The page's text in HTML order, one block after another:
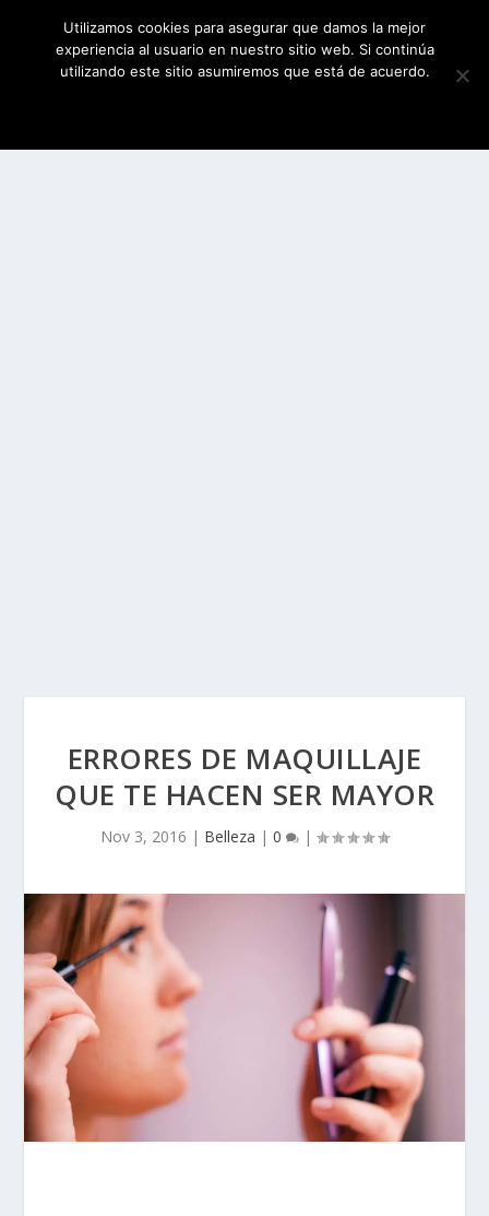
ERRORES DE MAQUILLAJE
QUE TE HACEN SER MAYOR
Nov 3, 2016 | Belleza | 0 |
Utilizamos cookies para asegurar que damos la mejor
experiencia al usuario en nuestro sitio web. Si continúa
utilizando este sitio asumiremos que está de acuerdo.